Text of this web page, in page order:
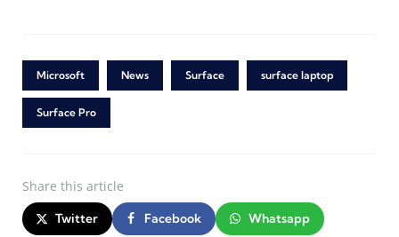
Microsoft News Surface surface laptop
Surface Pro
Share this article
Twitter Facebook Whatsapp